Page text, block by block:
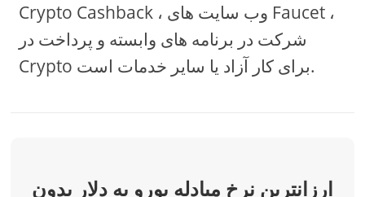
Crypto Cashback ، وب سایت های Faucet ،
شرکت در برنامه های وابسته و پرداخت در
Crypto برای کار آزاد یا سایر خدمات است.
ارزانترین نرخ مبادله یورو به دلار بدون